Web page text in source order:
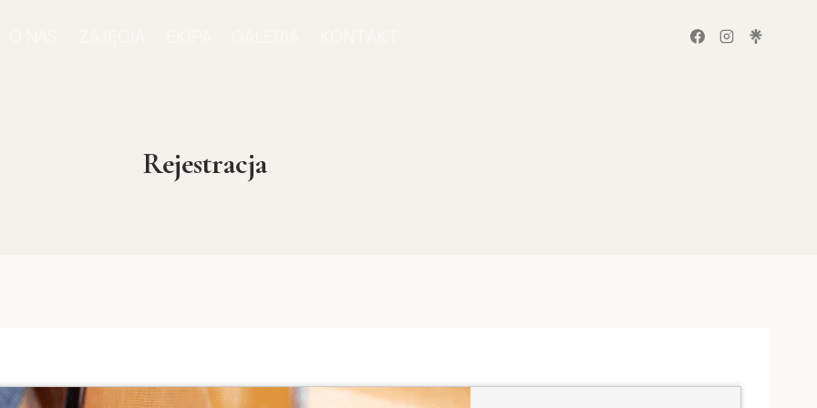
Rejestracja